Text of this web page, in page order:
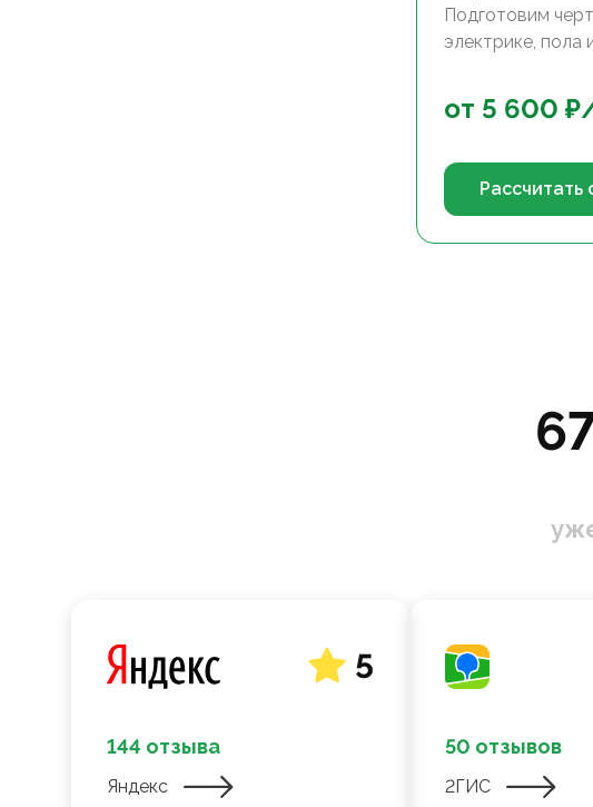
Подготовим
электрике, пола
от 5 600
Рассчитать
5
144 отзыва
Яндекс
50 отзывов
2ГИС